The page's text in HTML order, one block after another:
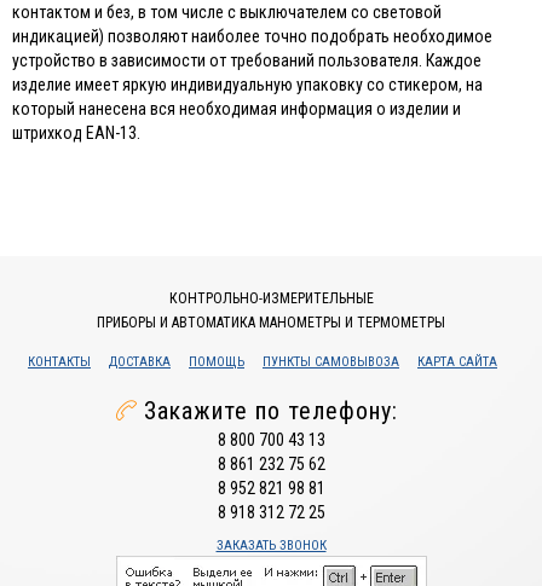
контактом и без, в том числе с выключателем со световой
индикацией) позволяют наиболее точно подобрать необходимое
устройство в зависимости от требований пользователя. Каждое
изделие имеет яркую индивидуальную упаковку со стикером, на
который нанесена вся необходимая информация о изделии и
штрихкод EAN-13.
КОНТРОЛЬНО-ИЗМЕРИТЕЛЬНЫЕ
ПРИБОРЫ И АВТОМАТИКА МАНОМЕТРЫ И ТЕРМОМЕТРЫ
КОНТАКТЫ ДОСТАВКА ПОМОЩЬ ПУНКТЫ САМОВЫВОЗА КАРТА САЙТА
Закажите по телефону:
8 800 700 43 13
8 861 232 75 62
8 952 821 98 81
8 918 312 72 25
ЗАКАЗАТЬ ЗВОНОК